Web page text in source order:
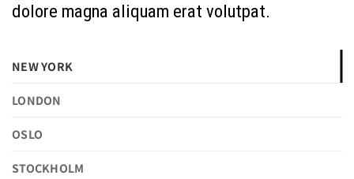
dolore magna aliquam erat volutpat.
NEW YORK
LONDON
OSLO
STOCKHOLM